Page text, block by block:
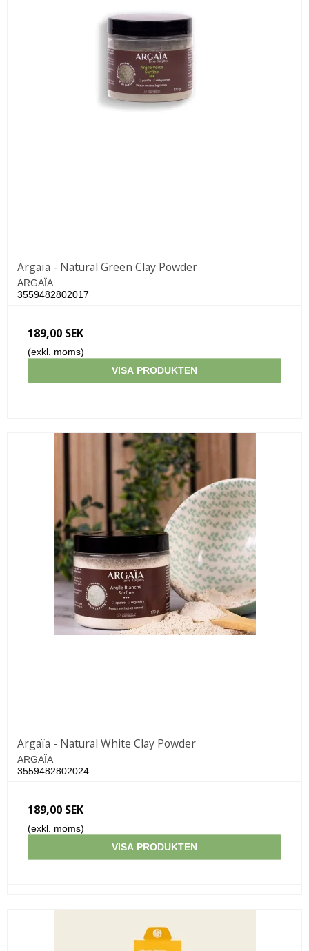
Argaïa - Natural Green Clay Powder
ARGAÏA
3559482802017
189,00 SEK
(exkl. moms)
VISA PRODUKTEN
Argaïa - Natural White Clay Powder
ARGAÏA
3559482802024
189,00 SEK
(exkl. moms)
VISA PRODUKTEN